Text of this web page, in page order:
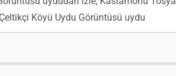
Köyü Uydu Görüntüsü uydu